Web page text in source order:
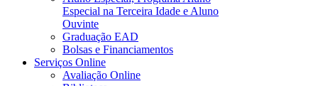
Especial na Terceira Idade e Aluno
Ouvinte
Graduação EAD
Bolsas e Financiamentos
Serviços Online
Avaliação Online